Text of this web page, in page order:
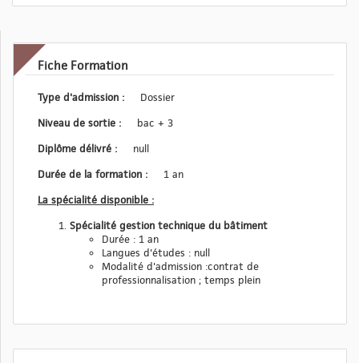
Fiche Formation
Type d'admission :
Dossier
Niveau de sortie :
bac + 3
Diplôme délivré :
null
Durée de la formation :
1 an
La spécialité disponible :
Spécialité gestion technique du bâtiment
Durée : 1 an
Langues d'études : null
Modalité d'admission :contrat de
professionnalisation ; temps plein